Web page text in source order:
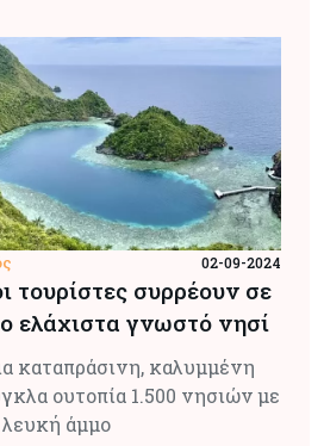
02-09-2024
τουρίστες συρρέουν σε
ελάχιστα γνωστό νησί
καταπράσινη, καλυμμένη
ουτοπία 1.500 νησιών με
άμμο